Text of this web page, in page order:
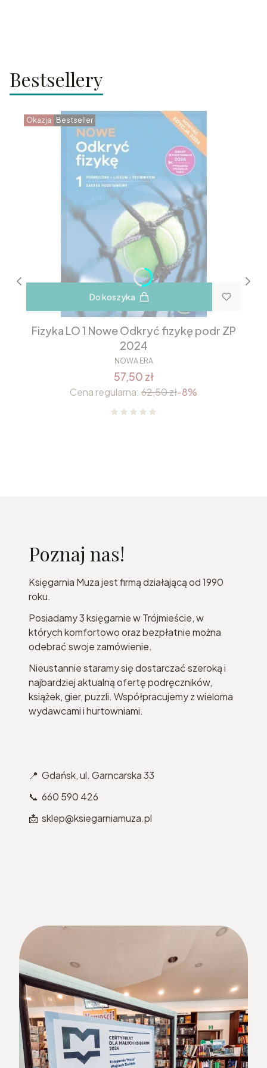
Bestsellery
Okazja Bestseller
Do koszyka
Fizyka LO 1 Nowe Odkryć fizykę podr ZP
2024
NOWA ERA
57,50 zł
Cena regularna: 62,50 zł-8%
Poznaj nas!
Księgarnia Muza jest firmą działającą od 1990
roku.
Posiadamy 3 księgarnie w Trójmieście, w
których komfortowo oraz bezpłatnie można
odebrać swoje zamówienie.
Nieustannie staramy się dostarczać szeroką i
najbardziej aktualną ofertę podręczników,
książek, gier, puzzli. Współpracujemy z wieloma
wydawcami i hurtowniami.
📍 Gdańsk, ul. Garncarska 33
📞 660 590 426
📩 sklep@ksiegarniamuza.pl